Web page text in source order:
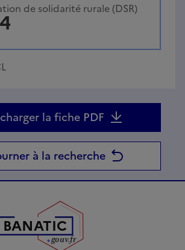
de solidarité rurale (DSR)
la fiche PDF
à la recherche
BANATIC
gouv.fr